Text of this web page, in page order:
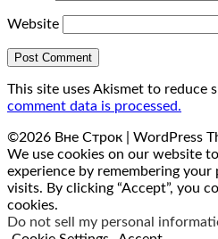
Website
This site uses Akismet to reduce
comment data is processed.
©2026 Вне Строк | WordPress
We use cookies on our website
experience by remembering your
visits. By clicking “Accept”, you
cookies.
Do not sell my personal